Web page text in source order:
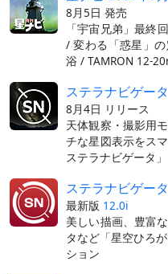
8月5日 発売
「宇宙兄弟」最終
/ 変わる「惑星」
浴 / TAMRON 12-
ステラナビゲー
8月4日 リリース
天体観察・撮影用
チな星図表示をス
ステラナビゲータ」
ステラナビゲー
最新版 12.0i
美しい描画、豊富
タなど「星空ひろ
ション